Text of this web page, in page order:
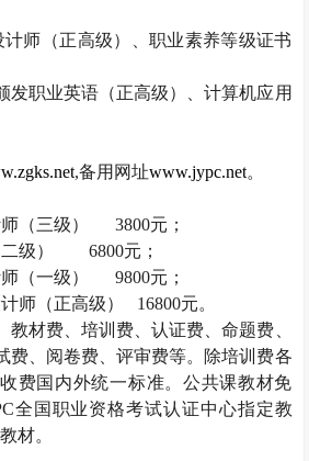
计师（正高级）、职业素养等级证书
发职业英语（正高级）、计算机应用
,备用网址www.jypc.net。
（三级） 3800元；
级） 6800元；
（一级） 9800元；
师（正高级） 16800元。
教材费、培训费、认证费、命题费、
费、阅卷费、评审费等。除培训费各
费国内外统一标准。公共课教材免
全国职业资格考试认证中心指定教
材。